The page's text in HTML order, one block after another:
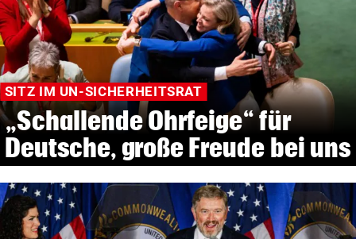
SITZ IM UN-SICHERHEITSRAT
„Schallende Ohrfeige“ für
Deutsche, große Freude bei uns